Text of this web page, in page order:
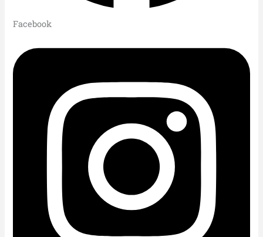
Facebook